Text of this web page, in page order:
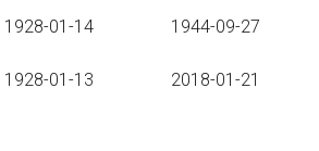
1928-01-14 1944-09-27
1928-01-13 2018-01-21